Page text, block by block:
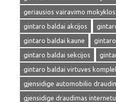
geriausios vairavimo
gintaro baldai akcijos
gintaro baldai kaune
gintaro baldai sekcijos
gintaro baldai virtuves
gjensidige automobilio
gjensidige draudimas internetu